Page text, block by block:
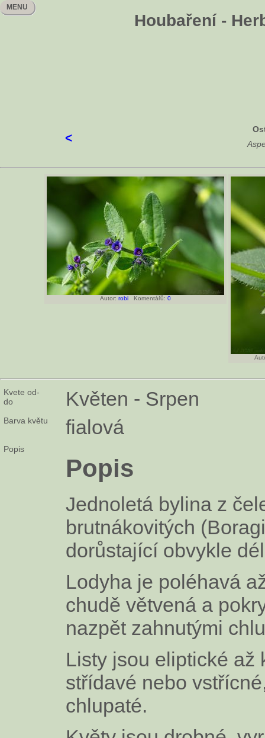
Houbaření -
MENU
<
Autor: robiKomentářů: 0
Kvete od-
do
Květen - Srpen
Barva květu fialová
Popis
Popis
Jednoletá bylina z
brutnákovitých
dorůstající obvykle
Lodyha je poléhavá
chudě větvená a
nazpět zahnutými
Listy jsou eliptické až
střídavé nebo
chlupaté.